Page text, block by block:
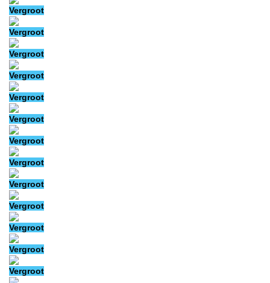
Vergroot
Vergroot
Vergroot
Vergroot
Vergroot
Vergroot
Vergroot
Vergroot
Vergroot
Vergroot
Vergroot
Vergroot
Vergroot